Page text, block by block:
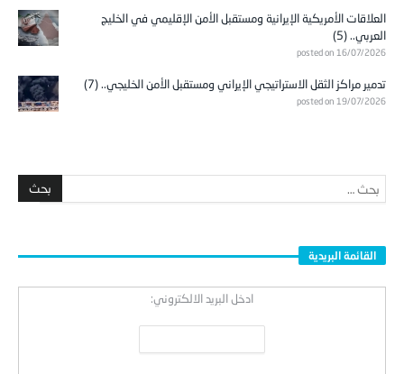
العلاقات الأمريكية الإيرانية ومستقبل الأمن الإقليمي في الخليج
العربي.. (5)
posted on 16/07/2026
تدمير مراكز الثقل الاستراتيجي الإيراني ومستقبل الأمن الخليجي.. (7)
posted on 19/07/2026
القائمة البريدية
ادخل البريد الالكتروني: